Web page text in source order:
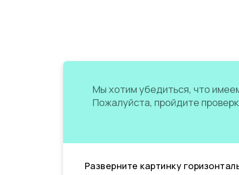
Мы хотим убедиться, что
Пожалуйста, пройдите
Разверните картинку